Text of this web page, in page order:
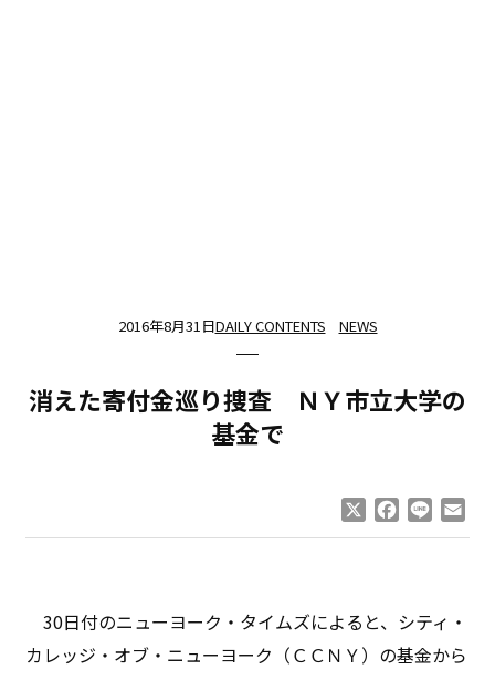
2016年8月31日DAILY CONTENTS NEWS
消えた寄付金巡り捜査 ＮＹ市立大学の
基金で
Facebook
Line
30日付のニューヨーク・タイムズによると、シティ・
カレッジ・オブ・ニューヨーク（ＣＣＮＹ）の基金から